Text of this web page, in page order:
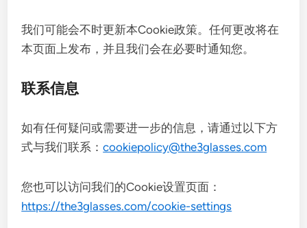
我们可能会不时更新本Cookie政策。任何更改将在
本页面上发布，并且我们会在必要时通知您。
联系信息
如有任何疑问或需要进一步的信息，请通过以下方
式与我们联系：cookiepolicy@the3glasses.com
您也可以访问我们的Cookie设置页面：
https://the3glasses.com/cookie-settings